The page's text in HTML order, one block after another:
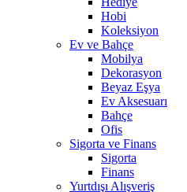
Hobi
Koleksiyon
Ev ve Bahçe
Mobilya
Dekorasyon
Beyaz Eşya
Ev Aksesuarı
Bahçe
Ofis
Sigorta ve Finans
Sigorta
Finans
Yurtdışı Alışveriş